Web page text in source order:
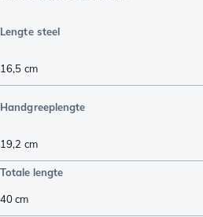
Lengte steel
16,5 cm
Handgreeplengte
19,2 cm
Totale lengte
40cm